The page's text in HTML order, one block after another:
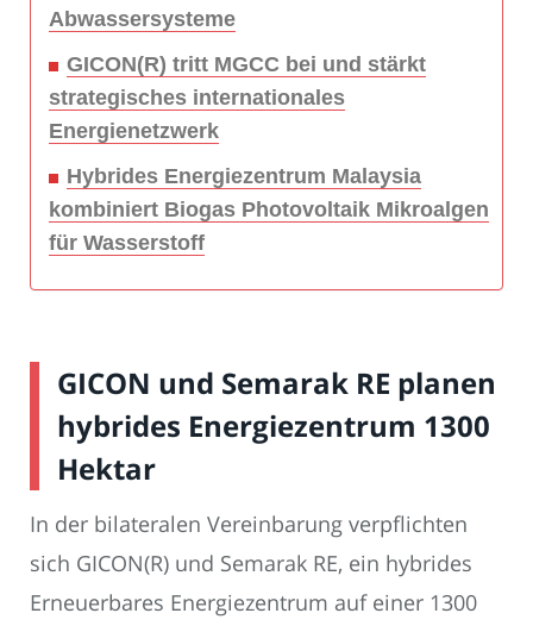
Abwassersysteme
GICON(R) tritt MGCC bei und stärkt
strategisches internationales
Energienetzwerk
Hybrides Energiezentrum Malaysia
kombiniert Biogas Photovoltaik Mikroalgen
für Wasserstoff
GICON und Semarak RE planen
hybrides Energiezentrum 1300
Hektar
In der bilateralen Vereinbarung verpflichten
sich GICON(R) und Semarak RE, ein hybrides
Erneuerbares Energiezentrum auf einer 1300